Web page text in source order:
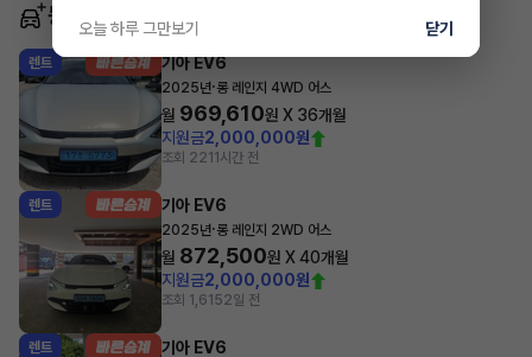
동일 차종 이어카
렌트 기아 EV6
2025년·롱 레인지 4WD 어스
월 969,610원 X 36개월
지원금2,000,000원
조회 221 1시간 전
렌트 기아 EV6
2025년·롱 레인지 2WD 어스
월 872,500원 X40개월
지원금2,000,000원
조회 1,6152일 전
렌트 기아 EV6
오늘 하루 그만보기 닫기